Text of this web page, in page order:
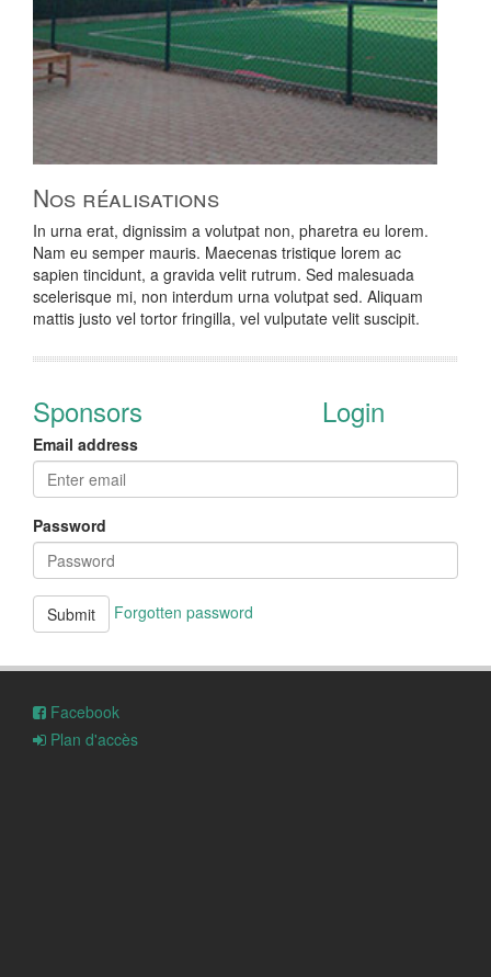
Nos réalisations
In urna erat, dignissim a volutpat non, pharetra eu lorem.
Nam eu semper mauris. Maecenas tristique lorem ac
sapien tincidunt, a gravida velit rutrum. Sed malesuada
scelerisque mi, non interdum urna volutpat sed. Aliquam
mattis justo vel tortor fringilla, vel vulputate velit suscipit.
Sponsors Login
Email address
Password
Submit Forgotten password
Facebook
Plan d'accès